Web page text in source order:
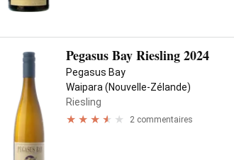
Pegasus Bay Riesling 2024
Pegasus Bay
Waipara (Nouvelle-Zélande)
Riesling
2 commentaires